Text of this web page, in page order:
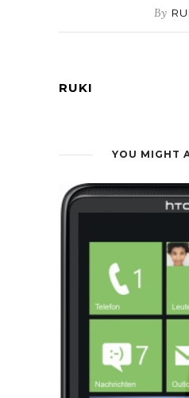
By
RUKI
YOU MIGHT